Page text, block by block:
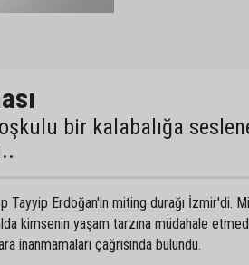
bir kalabalığa
Erdoğan'ın miting durağı İzmir'di.
kimsenin yaşam tarzına müdahale
inanmamaları çağrısında bulundu.